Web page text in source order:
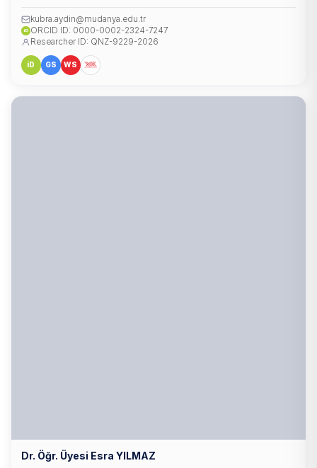
kubra.aydin@mudanya.edu.tr
iD ORCID ID: 0000-0002-2324-7247
Researcher ID: QNZ-9229-2026
iD GS WS
Dr. Öğr. Üyesi Esra YILMAZ